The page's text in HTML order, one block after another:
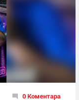
0 Коментара